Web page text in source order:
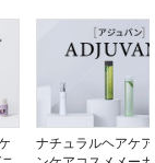
ナチュラルヘアケ